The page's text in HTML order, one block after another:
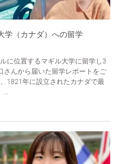
学（カナダ）への留学
に位置するマギル大学に留学し3
さんから届いた留学レポートをご
1821年に設立されたカナダで最
...